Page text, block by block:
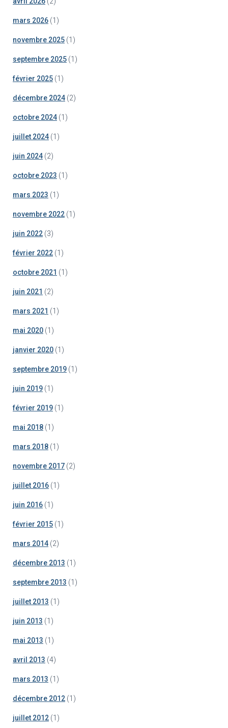
mars 2026 (1)
novembre 2025 (1)
septembre 2025 (1)
février 2025 (1)
décembre 2024 (2)
octobre 2024 (1)
juillet 2024 (1)
juin 2024 (2)
octobre 2023 (1)
mars 2023 (1)
novembre 2022 (1)
juin 2022 (3)
février 2022 (1)
octobre 2021 (1)
juin 2021 (2)
mars 2021 (1)
mai 2020 (1)
janvier 2020 (1)
septembre 2019 (1)
juin 2019 (1)
février 2019 (1)
mai 2018 (1)
mars 2018 (1)
novembre 2017 (2)
juillet 2016 (1)
juin 2016 (1)
février 2015 (1)
mars 2014 (2)
décembre 2013 (1)
septembre 2013 (1)
juillet 2013 (1)
juin 2013 (1)
mai 2013 (1)
avril 2013 (4)
mars 2013 (1)
décembre 2012 (1)
juillet 2012 (1)